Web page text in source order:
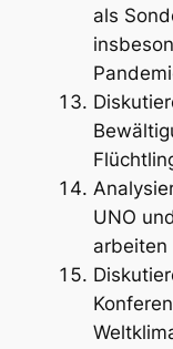
als
UNO
arbeiten